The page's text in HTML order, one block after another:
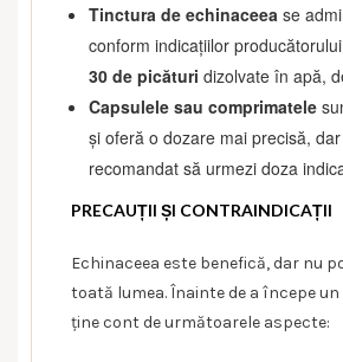
Tinctura de echinaceea se
conform indicațiilor
30 de picături dizolvate în apă,
Capsulele sau comprimatele
și oferă o dozare mai precisă,
recomandat să urmezi doza
PRECAUȚII ȘI CONTRAINDICAȚII
Echinaceea este benefică, dar nu
toată lumea. Înainte de a începe
ține cont de următoarele aspecte: